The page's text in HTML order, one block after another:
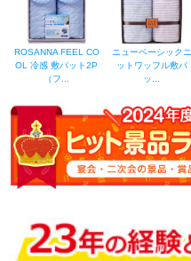
ROSANNA FEEL CO
OL 冷感 敷パット2P
（フ...
ニューベーシックニ
ットワッフル敷パ
ッ...